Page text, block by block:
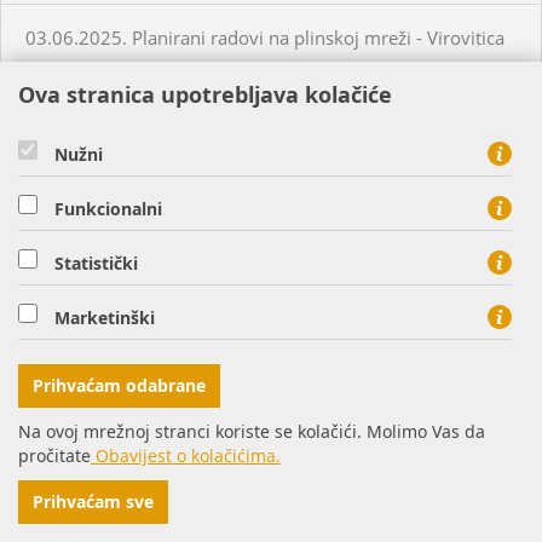
03.06.2025. Planirani radovi na plinskoj mreži - Virovitica
03.06.2025. Neplanirani radovi na plinskoj mreži - Čepin
04.06.2025. Planirani radovi na plinskoj mreži - Virovitica
Habjanovci
05.06.2025. Planirani radovi na plinskoj mreži - Daruvar
05.06.2025. Planirani radovi na plinskoj mreži - Virovitica
Ova stranica upotrebljava kolačiće
Nužni
Funkcionalni
Statistički
Marketinški
Prihvaćam odabrane
Na ovoj mrežnoj stranci koriste se kolačići. Molimo Vas da
pročitate Obavijest o kolačićima.
Prihvaćam sve